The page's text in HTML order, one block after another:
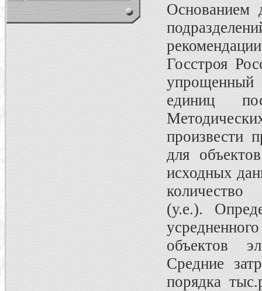
Основанием
Госстроя
упрощенный
единиц
произвести
для
исходных
количество
(у.е.).
объектов
Средние
порядка